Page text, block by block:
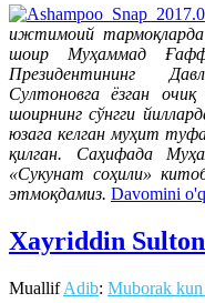
ижтимоий
шоир Муҳаммад
Президентининг
Султоновга ёзган
шоирнинг сўнгги
юзага келган муҳит
қилган. Саҳифада
«Сукунат соҳили»
этмоқдамиз. Davomini
Xayriddin
MuallifAdib: Muborak kun